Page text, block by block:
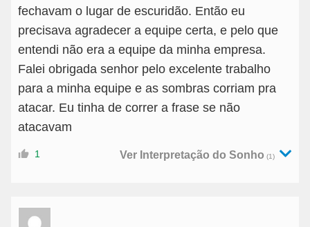
fechavam o lugar de escuridão. Então eu
precisava agradecer a equipe certa, e pelo que
entendi não era a equipe da minha empresa.
Falei obrigada senhor pelo excelente trabalho
para a minha equipe e as sombras corriam pra
atacar. Eu tinha de correr a frase se não
atacavam
1 Ver Interpretação do Sonho (1)